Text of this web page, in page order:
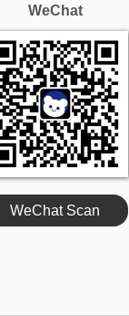
WeChat
WeChat Scan